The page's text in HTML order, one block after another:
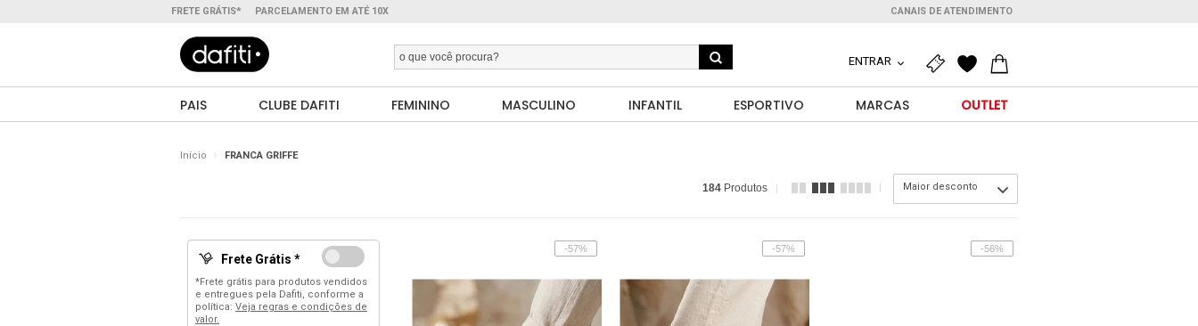
FRETE GRÁTIS* PARCELAMENTO EM ATÉ 10X CANAIS DE ATENDIMENTO
ENTRAR
PAIS CLUBE DAFITI FEMININO MASCULINO INFANTIL ESPORTIVO MARCAS OUTLET
Início FRANCA GRIFFE
184 Produtos Maior desconto
Frete Grátis *
*Frete grátis para produtos vendidos
e entregues pela Dafiti, conforme a
política: Veja regras e condições de
valor.
-57% -57% -56%